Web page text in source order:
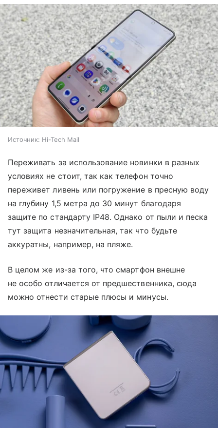
Источник: Hi-Tech Mail
Переживать за использование новинки в разных
условиях не стоит, так как телефон точно
переживет ливень или погружение в пресную воду
на глубину 1,5 метра до 30 минут благодаря
защите по стандарту IP48. Однако от пыли и песка
тут защита незначительная, так что будьте
аккуратны, например, на пляже.
В целом же из-за того, что смартфон внешне
не особо отличается от предшественника, сюда
можно отнести старые плюсы и минусы.